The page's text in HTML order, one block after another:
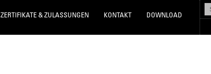
ZERTIFIKATE & ZULASSUNGEN KONTAKT DOWNLOAD